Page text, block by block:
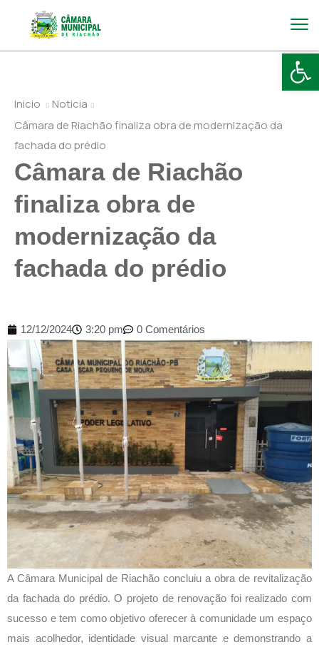
Inicio
Noticia
Câmara de Riachão finaliza obra de modernização da
fachada do prédio
Câmara de Riachão
finaliza obra de
modernização da
fachada do prédio
12/12/2024 3:20 pm 0 Comentários
A Câmara Municipal de Riachão concluiu a obra de revitalização
da fachada do prédio. O projeto de renovação foi realizado com
sucesso e tem como objetivo oferecer à comunidade um espaço
mais acolhedor, identidade visual marcante e demonstrando a